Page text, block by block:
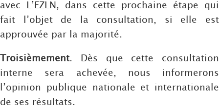
avec L’EZLN, dans cette prochaine étape qui
fait l’objet de la consultation, si elle est
approuvée par la majorité.
Troisièmement. Dès que cette consultation
interne sera achevée, nous informerons
l’opinion publique nationale et internationale
de ses résultats.